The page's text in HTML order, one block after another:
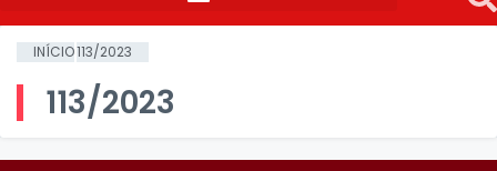
INÍCIO113/2023
113/2023